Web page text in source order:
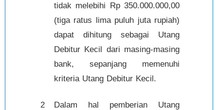
tidak melebihi Rp 350.000.000,00
(tiga ratus lima puluh juta rupiah)
dapat dihitung sebagai Utang
Debitur Kecil dari masing-masing
bank, sepanjang memenuhi
kriteria Utang Debitur Kecil.
2
Dalam hal pemberian Utang